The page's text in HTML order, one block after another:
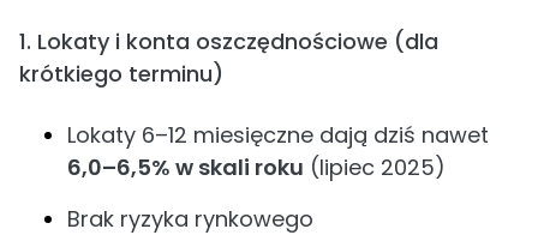
1. Lokaty i konta oszczędnościowe (dla
krótkiego terminu)
Lokaty 6–12 miesięczne dają dziś nawet
6,0–6,5% w skali roku (lipiec 2025)
Brak ryzyka rynkowego